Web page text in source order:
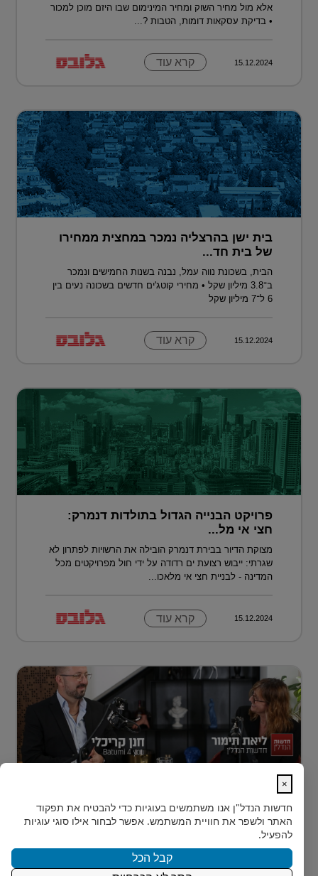
אלא מול מחיר השוק ומחיר המינימום שבו היזם מוכן למכור
• בדיקת עסקאות דומות, הטבות ?...
15.12.2024 קרא עוד
בית ישן בהרצליה נמכר במחצית ממחירו
של בית חד...
הבית, בשכונת נווה עמל, נבנה בשנות החמישים ונמכר
ב־3.8 מיליון שקל • מחירי קוטג'ים חדשים בשכונה נעים בין
6 ל־7 מיליון שקל
15.12.2024 קרא עוד
פרויקט הבנייה הגדול בתולדות דנמרק:
חצי אי מל...
מצוקת הדיור בבירת דנמרק הובילה את הרשויות לפתרון לא
שגרתי: ייבוש רצועת ים רדודה על ידי חול מפרויקטים מכל
המדינה - לבניית חצי אי מלאכו...
15.12.2024 קרא עוד
הראשון?
רבים מאיתנו הישראלים חולמים על השקעת נדל״ן – אבל
נתקעים בשלב הראשון.
×
חדשות הנדל"ן אנו משתמשים בעוגיות כדי להבטיח את תפקוד
האתר ולשפר את חוויית המשתמש. אפשר לבחור אילו סוגי עוגיות
להפעיל.
קבל הכל